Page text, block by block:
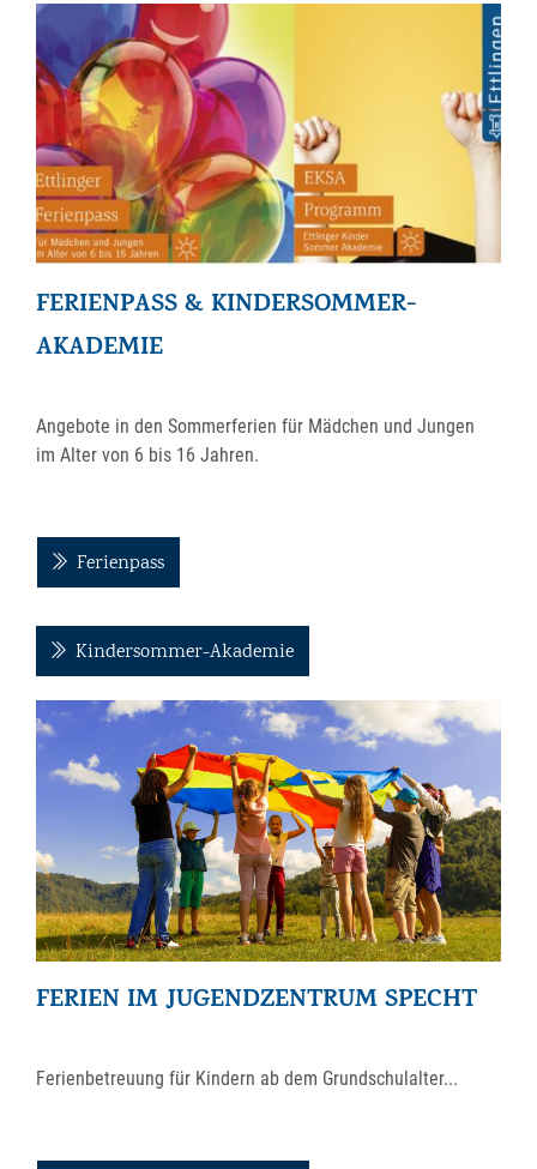
FERIENPASS & KINDERSOMMER-
AKADEMIE
Angebote in den Sommerferien für Mädchen und Jungen
im Alter von 6 bis 16 Jahren.
Ferienpass
Kindersommer-Akademie
FERIEN IM JUGENDZENTRUM SPECHT
Ferienbetreuung für Kindern ab dem Grundschulalter...